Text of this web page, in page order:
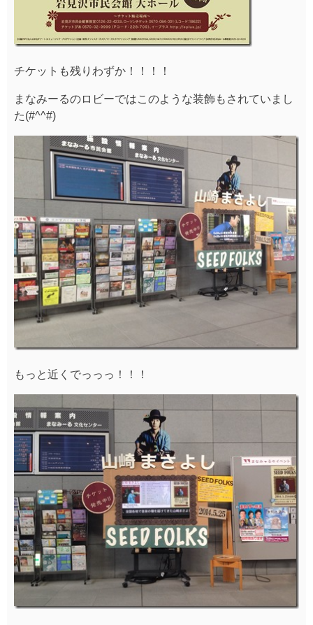
チケットも残りわずか！！！！
まなみーるのロビーではこのような装飾もされていまし
た(#^^#)
もっと近くでっっっ！！！